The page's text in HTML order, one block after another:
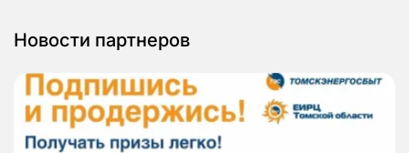
Новости партнеров